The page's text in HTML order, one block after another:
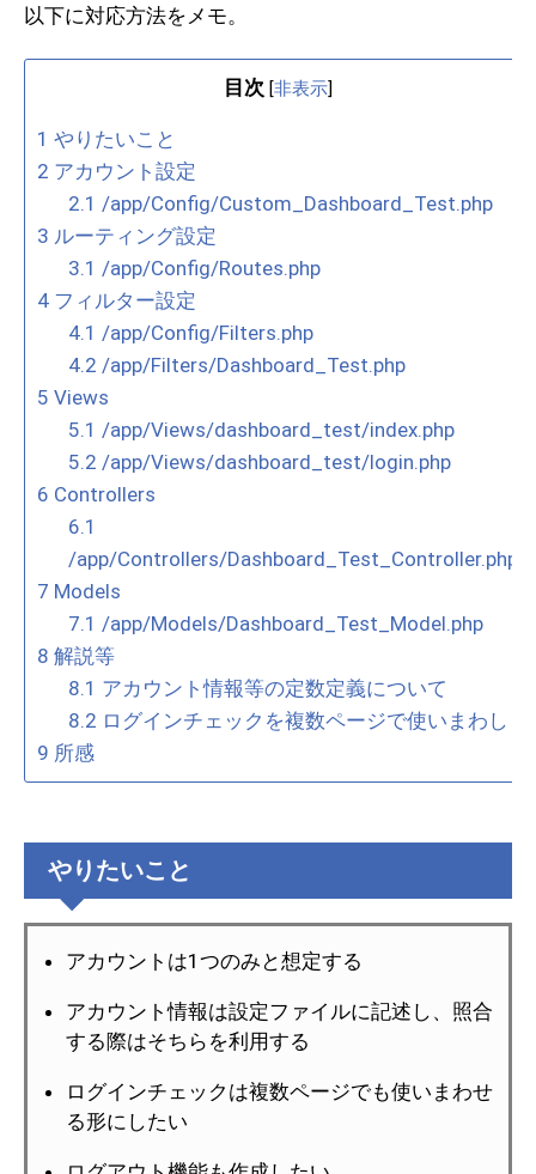
以下に対応方法をメモ。
目次 [非表示]
1 やりたいこと
2 アカウント設定
2.1 /app/Config/Custom_Dashboard_Test.php
3 ルーティング設定
3.1 /app/Config/Routes.php
4 フィルター設定
4.1 /app/Config/Filters.php
4.2 /app/Filters/Dashboard_Test.php
5 Views
5.1 /app/Views/dashboard_test/index.php
5.2 /app/Views/dashboard_test/login.php
6 Controllers
6.1
/app/Controllers/Dashboard_Test_Controller.php
7 Models
7.1 /app/Models/Dashboard_Test_Model.php
8 解説等
8.1 アカウント情報等の定数定義について
8.2 ログインチェックを複数ページで使いまわし
9 所感
やりたいこと
アカウントは1つのみと想定する
アカウント情報は設定ファイルに記述し、照合
する際はそちらを利用する
ログインチェックは複数ページでも使いまわせ
る形にしたい